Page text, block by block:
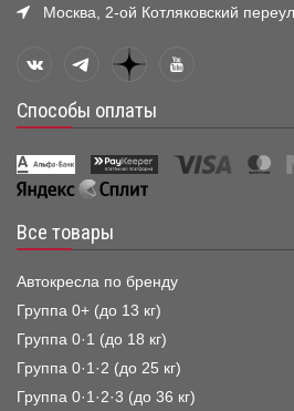
Москва, 2-ой Котляковский
Способы оплаты
Все товары
Автокресла по бренду
Группа 0+ (до 13 кг)
Группа 0·1 (до 18 кг)
Группа 0·1·2 (до 25 кг)
Группа 0·1·2·3 (до 36 кг)